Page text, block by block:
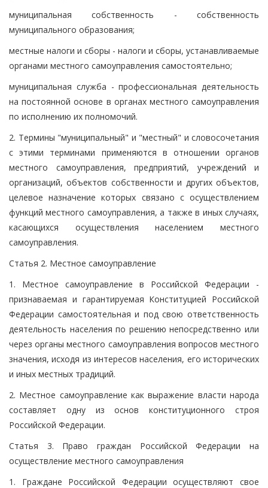
муниципальная собственность - собственность
муниципального образования;
местные налоги и сборы - налоги и сборы, устанавливаемые
органами местного самоуправления самостоятельно;
муниципальная служба - профессиональная деятельность
на постоянной основе в органах местного самоуправления
по исполнению их полномочий.
2. Термины "муниципальный" и "местный" и словосочетания
с этими терминами применяются в отношении органов
местного самоуправления, предприятий, учреждений и
организаций, объектов собственности и других объектов,
целевое назначение которых связано с осуществлением
функций местного самоуправления, а также в иных случаях,
касающихся осуществления населением местного
самоуправления.
Статья 2. Местное самоуправление
1. Местное самоуправление в Российской Федерации -
признаваемая и гарантируемая Конституцией Российской
Федерации самостоятельная и под свою ответственность
деятельность населения по решению непосредственно или
через органы местного самоуправления вопросов местного
значения, исходя из интересов населения, его исторических
и иных местных традиций.
2. Местное самоуправление как выражение власти народа
составляет одну из основ конституционного строя
Российской Федерации.
Статья 3. Право граждан Российской Федерации на
осуществление местного самоуправления
1. Граждане Российской Федерации осуществляют свое